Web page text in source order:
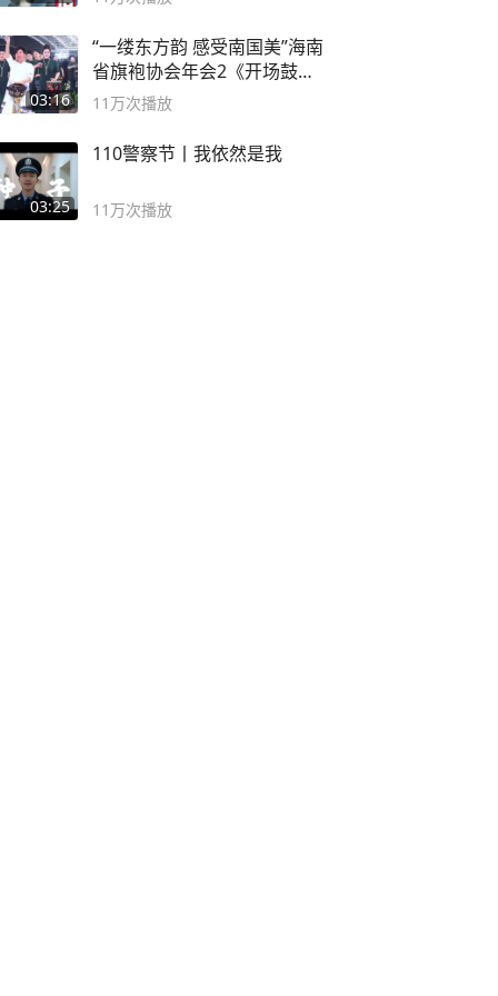
03:16
“一缕东方韵 感受南国美”海南
省旗袍协会年会2《开场鼓》
二团
11万次播放
03:25
110警察节丨我依然是我
11万次播放